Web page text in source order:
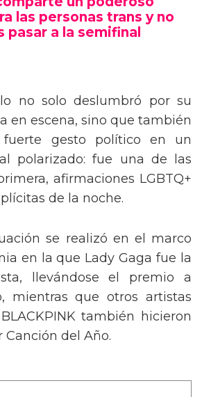
las personas trans y no
pasar a la semifinal
no solo deslumbró por su
en escena, sino que también
fuerte gesto político en un
polarizado: fue una de las
afirmaciones LGBTQ+
de la noche.
se realizó en el marco
en la que Lady Gaga fue la
llevándose el premio a
mientras que otros artistas
también hicieron
Canción del Año.